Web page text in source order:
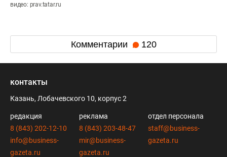
видео: prav.tatar.ru
Комментарии 120
контакты
Казань, Лобачевского 10, корпус 2
редакция
8 (843) 202-12-10
info@business-
gazeta.ru
реклама
8 (843) 203-48-47
mir@business-
gazeta.ru
отдел персонала
staff@business-
gazeta.ru